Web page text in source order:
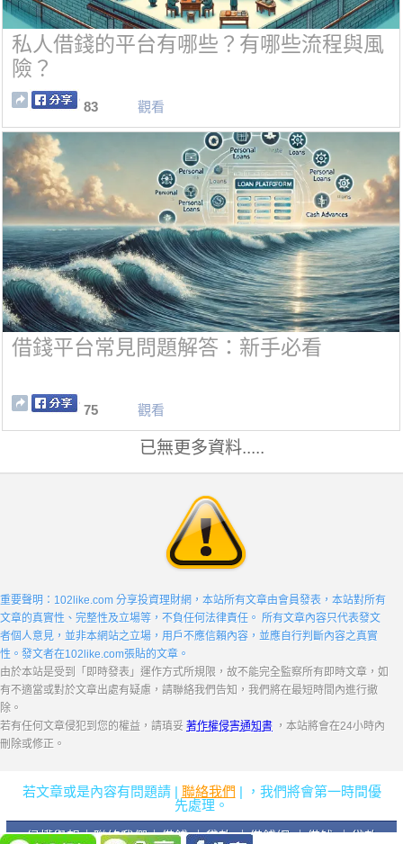
私人借錢的平台有哪些？有哪些流程與風
險？
83 觀看
借錢平台常見問題解答：新手必看
75 觀看
已無更多資料.....
重要聲明：102like.com 分享投資理財網，本站所有文章由會員發表，本站對所有
文章的真實性、完整性及立場等，不負任何法律責任。 所有文章內容只代表發文
者個人意見，並非本網站之立場，用戶不應信賴內容，並應自行判斷內容之真實
性。發文者在102like.com張貼的文章。
由於本站是受到「即時發表」運作方式所規限，故不能完全監察所有即時文章，如
有不適當或對於文章出處有疑慮，請聯絡我們告知，我們將在最短時間內進行撤
除。
若有任何文章侵犯到您的權益，請瑱妥 著作權侵害通知書 ，本站將會在24小時內
刪除或修正。
若文章或是內容有問題請 | 聯絡我們 | ，我們將會第一時間優
先處理。
侵權舉報｜聯絡我們｜借錢｜貸款｜借錢網｜借钱｜贷款